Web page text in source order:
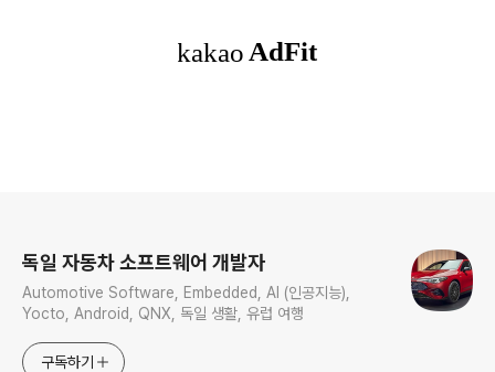
독일 자동차 소프트웨어 개발자
Automotive Software, Embedded, AI (인공지능),
Yocto, Android, QNX, 독일 생활, 유럽 여행
구독하기